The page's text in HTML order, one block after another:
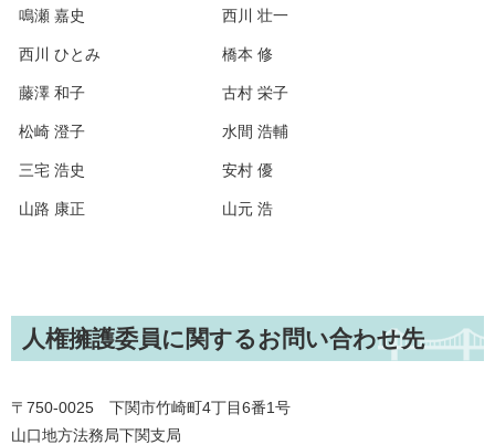
鳴瀬 嘉史 西川 壮一
西川 ひとみ 橋本 修
藤澤 和子 古村 栄子
松崎 澄子 水間 浩輔
三宅 浩史 安村 優
山路 康正 山元 浩
人権擁護委員に関するお問い合わせ先
〒750-0025 下関市竹崎町4丁目6番1号
山口地方法務局下関支局